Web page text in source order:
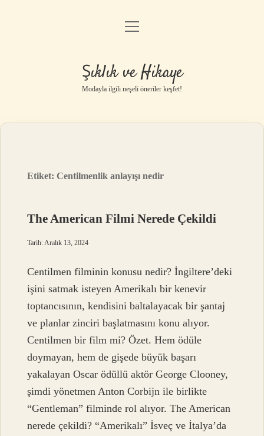
Gizlilik Politikası
Yasal Uyarı
menüyü
Şıklık ve Hikaye
Modayla ilgili neşeli öneriler keşfet!
Etiket:Centilmenlik anlayışı nedir
The American Filmi Nerede Çekildi
Tarih: Aralık 13, 2024
Centilmen filminin konusu nedir? İngiltere’deki
işini satmak isteyen Amerikalı bir kenevir
toptancısının, kendisini baltalayacak bir şantaj
ve planlar zinciri başlatmasını konu alıyor.
Centilmen bir film mi? Özet. Hem ödüle
doymayan, hem de gişede büyük başarı
yakalayan Oscar ödüllü aktör George Clooney,
şimdi yönetmen Anton Corbijn ile birlikte
“Gentleman” filminde rol alıyor. The American
nerede çekildi? “Amerikalı” İsveç ve İtalya’da